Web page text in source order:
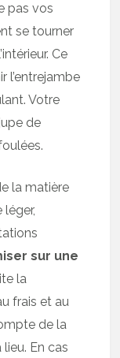
pas vos
se tourner
Ce
l’entrejambe
Votre
de
la matière
léger,
sur une
la
frais et au
de la
En cas